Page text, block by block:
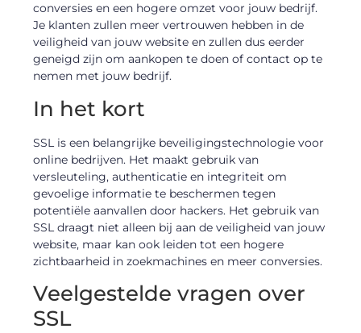
conversies en een hogere omzet voor jouw bedrijf.
Je klanten zullen meer vertrouwen hebben in de
veiligheid van jouw website en zullen dus eerder
geneigd zijn om aankopen te doen of contact op te
nemen met jouw bedrijf.
In het kort
SSL is een belangrijke beveiligingstechnologie voor
online bedrijven. Het maakt gebruik van
versleuteling, authenticatie en integriteit om
gevoelige informatie te beschermen tegen
potentiële aanvallen door hackers. Het gebruik van
SSL draagt niet alleen bij aan de veiligheid van jouw
website, maar kan ook leiden tot een hogere
zichtbaarheid in zoekmachines en meer conversies.
Veelgestelde vragen over
SSL